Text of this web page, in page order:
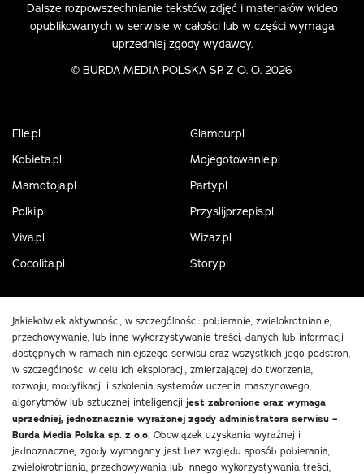
Dalsze rozpowszechnianie tekstów, zdjęć i materiałów wideo
opublikowanych w serwisie w całości lub w części wymaga
uprzedniej zgody wydawcy.
© BURDA MEDIA POLSKA SP. Z O. O. 2026
Elle.pl
Glamour.pl
Kobieta.pl
Mojegotowanie.pl
Mamotoja.pl
Party.pl
Polki.pl
Przyslijprzepis.pl
Viva.pl
Wizaz.pl
Cocolita.pl
Story.pl
Jakiekolwiek aktywności, w szczególności: pobieranie, zwielokrotnianie,
przechowywanie, lub inne wykorzystywanie treści, danych lub informacji
dostępnych w ramach niniejszego serwisu oraz wszystkich jego podstron,
w szczególności w celu ich eksploracji, zmierzającej do tworzenia,
rozwoju, modyfikacji i szkolenia systemów uczenia maszynowego,
algorytmów lub sztucznej inteligencji jest zabronione oraz wymaga
uprzedniej, jednoznacznie wyrażonej zgody administratora serwisu –
Burda Media Polska sp. z o.o. Obowiązek uzyskania wyraźnej i
jednoznacznej zgody wymagany jest bez względu sposób pobierania,
zwielokrotniania, przechowywania lub innego wykorzystywania treści,